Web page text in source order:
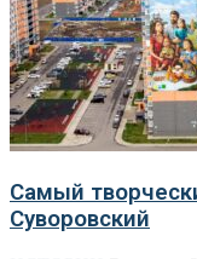
Самый
Суворовский